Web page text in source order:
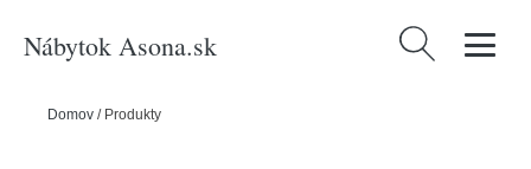
Nábytok Asona.sk Hľadať:
Domov / Produkty